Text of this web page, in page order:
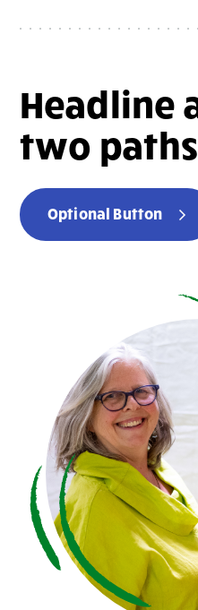
Headline
two paths
Optional Button